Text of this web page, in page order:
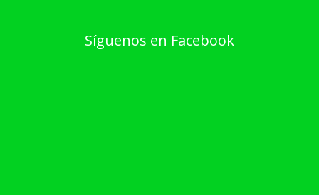
Síguenos en Facebook